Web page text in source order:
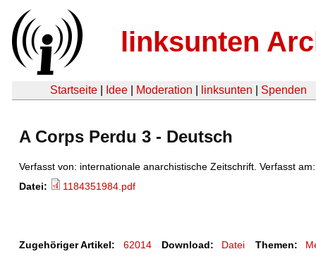
linksunten
Startseite Idee Moderation linksunten Spenden
A Corps Perdu 3 - Deutsch
Verfasst von: internationale anarchistische Zeitschrift. Verfasst
Datei:
1184351984.pdf
Zugehöriger Artikel: 62014 Download: Datei Themen: